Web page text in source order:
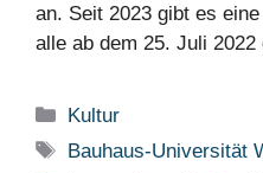
an. Seit 2023 gibt es
alle ab dem 25. Juli 2022
Kategorien
Kultur
Schlagwörter
Bauhaus-Universität